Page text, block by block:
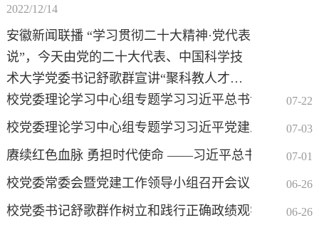
2022/12/14
安徽新闻联播 “学习贯彻二十大精神·党代表
说”，今天由党的二十大代表、中国科学技
术大学党委书记舒歌群宣讲“聚科教人才合
力 筑国家强盛之基”。舒歌群：党的二十大
报告专辟一章，首次将教育、科技、人才进
高屋...
校党委理论学习中心组专题学习习近平总书记关于科技
07-22
校党委理论学习中心组专题学习习近平党建思想和习近
07-03
赓续红色血脉 勇担时代使命 ——习近平总书记在庆祝
07-01
校党委常委会暨党建工作领导小组召开会议 专题学习
06-26
校党委书记舒歌群作树立和践行正确政绩观学习教育专
06-26